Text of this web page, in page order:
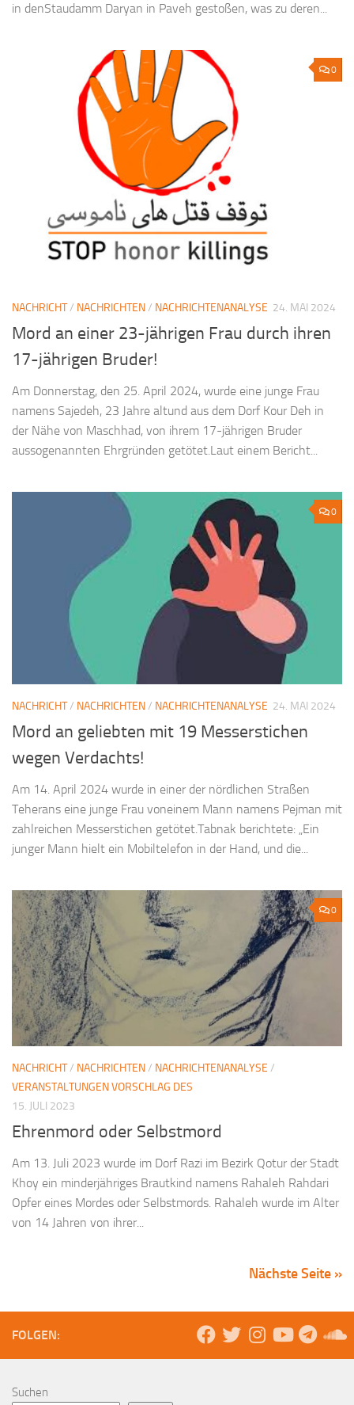
in denStaudamm Daryan in Paveh gestoßen, was zu deren...
0
NACHRICHT/ NACHRICHTEN/ NACHRICHTENANALYSE 24. MAI 2024
Mord an einer 23-jährigen Frau durch ihren
17-jährigen Bruder!
Am Donnerstag, den 25. April 2024, wurde eine junge Frau
namens Sajedeh, 23 Jahre altund aus dem Dorf Kour Deh in
der Nähe von Maschhad, von ihrem 17-jährigen Bruder
aussogenannten Ehrgründen getötet.Laut einem Bericht...
0
NACHRICHT/ NACHRICHTEN/ NACHRICHTENANALYSE 24. MAI 2024
Mord an geliebten mit 19 Messerstichen
wegen Verdachts!
Am 14. April 2024 wurde in einer der nördlichen Straßen
Teherans eine junge Frau voneinem Mann namens Pejman mit
zahlreichen Messerstichen getötet.Tabnak berichtete: „Ein
junger Mann hielt ein Mobiltelefon in der Hand, und die...
0
NACHRICHT/ NACHRICHTEN/ NACHRICHTENANALYSE /
VERANSTALTUNGEN VORSCHLAG DES
15. JULI 2023
Ehrenmord oder Selbstmord
Am 13. Juli 2023 wurde im Dorf Razi im Bezirk Qotur der Stadt
Khoy ein minderjähriges Brautkind namens Rahaleh Rahdari
Opfer eines Mordes oder Selbstmords. Rahaleh wurde im Alter
von 14 Jahren von ihrer...
Nächste Seite »
FOLGEN:
Suchen